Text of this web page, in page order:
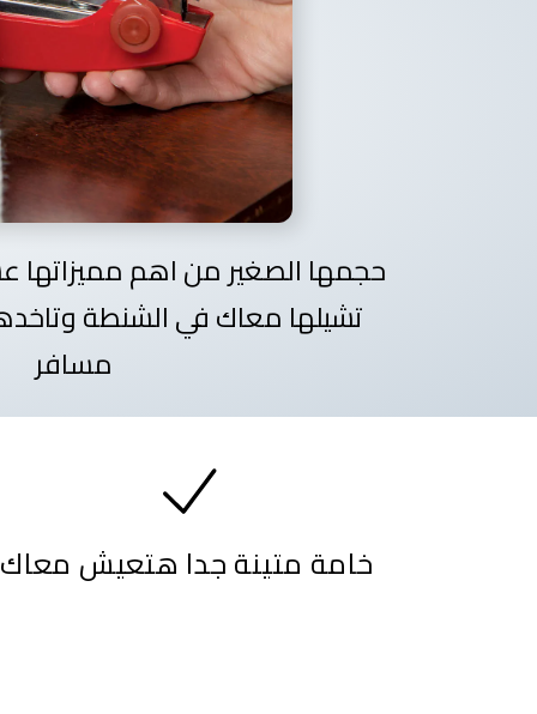
حجمها الصغير من اهم
تشيلها معاك في الشنطة
مسافر
خامة متينة جدا هتعيش معاك